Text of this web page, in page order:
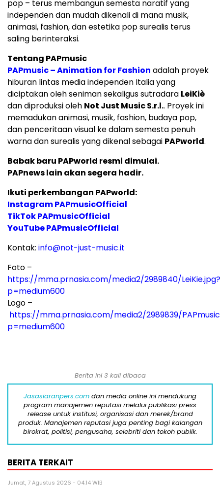
pop – terus membangun semesta naratif yang
independen dan mudah dikenali di mana musik,
animasi, fashion, dan estetika pop surealis terus
saling berinteraksi.
Tentang PAPmusic
PAPmusic – Animation for Fashion adalah proyek
hiburan lintas media independen Italia yang
diciptakan oleh seniman sekaligus sutradara LeiKiè
dan diproduksi oleh Not Just Music S.r.l.. Proyek ini
memadukan animasi, musik, fashion, budaya pop,
dan penceritaan visual ke dalam semesta penuh
warna dan surealis yang dikenal sebagai PAPworld.
Babak baru PAPworld resmi dimulai.
PAPnews lain akan segera hadir.
Ikuti perkembangan PAPworld:
Instagram PAPmusicOfficial
TikTok PAPmusicOfficial
YouTube PAPmusicOfficial
Kontak: info@not-just-music.it
Foto –
https://mma.prnasia.com/media2/2989840/LeiKie.jpg?
p=medium600
Logo –
https://mma.prnasia.com/media2/2989839/
p=medium600
Berita ini 3 kali dibaca
Jasasiaranpers.com dan media online ini mendukung
program manajemen reputasi melalui publikasi press
release untuk institusi, organisasi dan merek/brand
produk. Manajemen reputasi juga penting bagi kalangan
birokrat, politisi, pengusaha, selebriti dan tokoh publik.
BERITA TERKAIT
Jumat, 7 Agustus 2026 - 04:14 WIB